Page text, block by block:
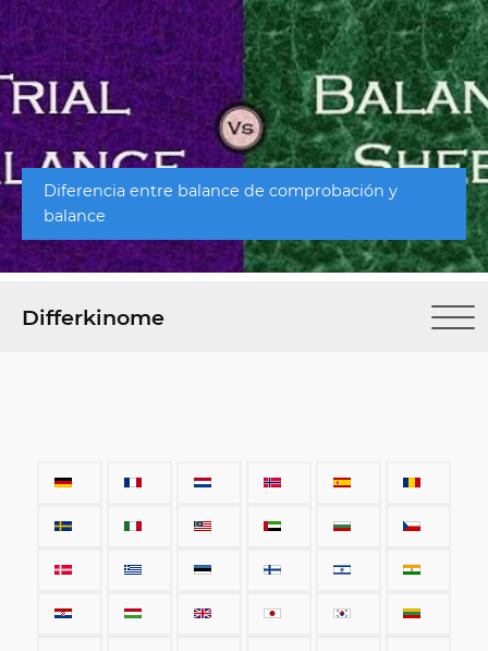
Diferencia entre balance de comprobación y
balance
Differkinome